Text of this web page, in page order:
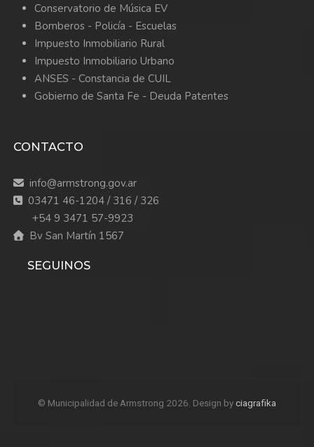
Conservatorio de Música EV
Bomberos - Policía - Escuelas
Impuesto Inmobiliario Rural
Impuesto Inmobiliario Urbano
ANSES - Constancia de CUIL
Gobierno de Santa Fe - Deuda Patentes
CONTACTO
info@armstrong.gov.ar
03471 46-1204 / 316 / 326
+54 9 3471 57-9923
Bv San Martín 1567
SEGUINOS
© Municipalidad de Armstrong 2026. Design byciagrafika